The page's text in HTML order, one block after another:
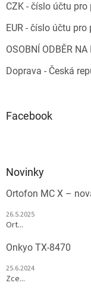
CZK - číslo účtu pro
EUR - číslo účtu pro
OSOBNÍ ODBĚR NA
Doprava - Česká
Facebook
Novinky
Ortofon MC X –
26.5.2025
Ort...
Onkyo TX-8470
25.6.2024
Zce...